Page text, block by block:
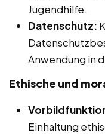
Jugendhilfe.
Datenschutz:
Anwendung in
Ethische und
Einhaltung